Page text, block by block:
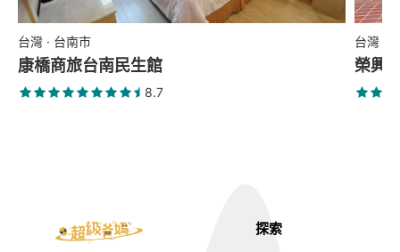
台灣 · 台南市
康橋商旅台南民生館
8.7
台灣 ·
榮興
探索